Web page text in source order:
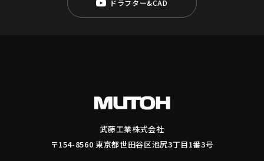
ドラフター&CAD
武藤工業株式会社
〒154-8560 東京都世田谷区池尻3丁目1番3号